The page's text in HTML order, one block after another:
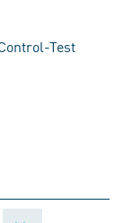
Test